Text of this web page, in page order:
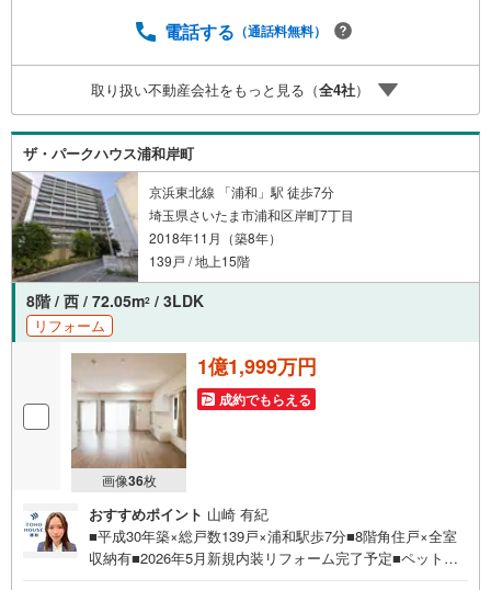
しっかり確認できます・リモート相談は第三者による住宅
トナーに変わって予め確認も・別々の場所から家族みんな
で参加もできます・お気軽にご相談下さい～営業時間～9:3
0～18:30こちらのお時間でしたらお電話でのお問合せがス
ムーズですお気軽にお問合せください
電話する （通話料無料）
取り扱い不動産会社をもっと見る（全4社）
ザ・パークハウス浦和岸町
京浜東北線 「浦和」駅 徒歩7分
埼玉県さいたま市浦和区岸町7丁目
2018年11月（築8年）
139戸 / 地上15階
8階 / 西 / 72.05m2 / 3LDK
リフォーム
画像36枚
1億1,999万円
成約でもらえる
おすすめポイント 山崎 有紀
■平成30年築×総戸数139戸×浦和駅歩7分■8階角住戸×全室
収納有■2026年5月新規内装リフォーム完了予定■ペット飼